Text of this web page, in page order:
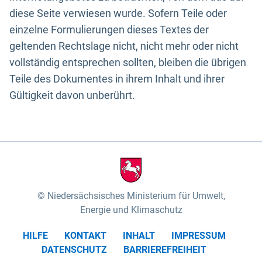
diese Seite verwiesen wurde. Sofern Teile oder
einzelne Formulierungen dieses Textes der
geltenden Rechtslage nicht, nicht mehr oder nicht
vollständig entsprechen sollten, bleiben die übrigen
Teile des Dokumentes in ihrem Inhalt und ihrer
Gültigkeit davon unberührt.
Niedersächsisches Ministerium für Umwelt,
Energie und Klimaschutz
HILFE KONTAKT INHALT
IMPRESSUM
DATENSCHUTZ
BARRIEREFREIHEIT